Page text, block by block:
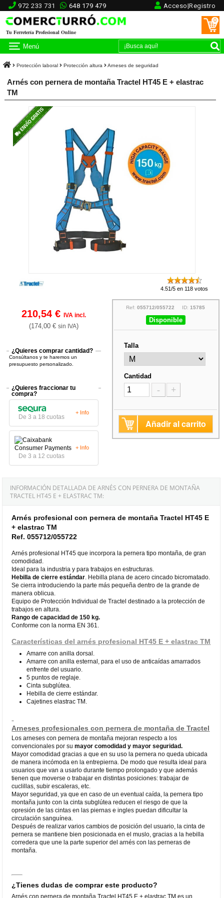
972 233 731 648 179 479 Acceso|Registro
Tu Ferretería Profesional Online
0
Menú
Protección laboral Protección altura Arneses de seguridad
Arnés con pernera de montaña Tractel HT45 E + elastrac
TM
4.51/5 en 118 votos
210,54 €IVA incl.
(174,00 €sin IVA)
¿Quieres comprar cantidad?
Consúltanos y te haremos un
presupuesto personalizado.
¿Quieres fraccionar tu
compra?
De 3 a 18 cuotas
+ Info
De 3 a 12 cuotas
+ Info
Ref:055712/055722 ID:15785
Disponible
Talla
Cantidad
- +
Añadir al carrito
INFORMACIÓN DETALLADA DE ARNÉS CON PERNERA DE MONTAÑA
TRACTEL HT45 E + ELASTRAC TM:
Arnés profesional con pernera de montaña Tractel HT45 E
+ elastrac TM
Ref. 055712/055722
Arnés profesional HT45 que incorpora la pernera tipo montaña, de gran
comodidad.
Ideal para la industria y para trabajos en estructuras.
Hebilla de cierre estándar . Hebilla plana de acero cincado bicromatado.
Se cierra introduciendo la parte más pequeña dentro de la grande de
manera oblicua.
Equipo de Protección Individual de Tractel destinado a la protección de
trabajos en altura.
Rango de capacidad de 150 kg.
Conforme con la norma EN 361.
Características del arnés profesional HT45 E + elastrac TM
Amarre con anilla dorsal.
Amarre con anilla esternal, para el uso de anticaídas amarrados
enfrente del usuario.
5 puntos de reglaje.
Cinta subglútea.
Hebilla de cierre estándar.
Cajetines elastrac TM.
Arneses profesionales con pernera de montaña de Tractel
Los arneses con pernera de montaña mejoran respecto a los
convencionales por sumayor comodidad y mayor seguridad.
Mayor comodidad gracias a que en su uso la pernera no queda ubicada
de manera incómoda en la entrepierna. De modo que resulta ideal para
usuarios que van a usarlo durante tiempo prolongado y que además
tienen que moverse o trabajar en distintas posiciones: trabajar de
cuclillas, subir escaleras, etc.
Mayor seguridad, ya que en caso de un eventual caída, la pernera tipo
montaña junto con la cinta subglútea reducen el riesgo de que la
opresión de las cintas en las piernas e ingles puedan dificultar la
circulación sanguínea.
Después de realizar varios cambios de posición del usuario, la cinta de
pernera se mantiene bien posicionada en el muslo, gracias a la hebilla
corredera que une la parte superior del arnés con las perneras de
montaña.
¿Tienes dudas de comprar este producto?
Arnés con pernera de montaña Tractel HT45 E + elastrac TM es un